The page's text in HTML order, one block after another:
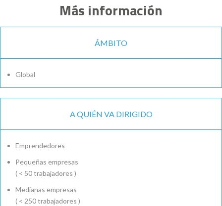
Más información
ÁMBITO
Global
A QUIÉN VA DIRIGIDO
Emprendedores
Pequeñas empresas
( < 50 trabajadores )
Medianas empresas
( < 250 trabajadores )